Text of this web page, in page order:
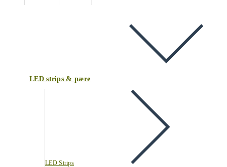
LED strips & pære
LED Strips